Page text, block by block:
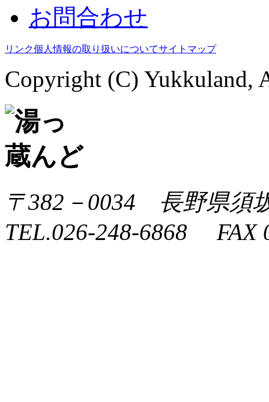
お問合わせ
リンク個人情報の取り扱いについてサイトマップ
Copyright (C) Yukkuland,
〒382－0034 長野県須
TEL.026-248-6868 FAX